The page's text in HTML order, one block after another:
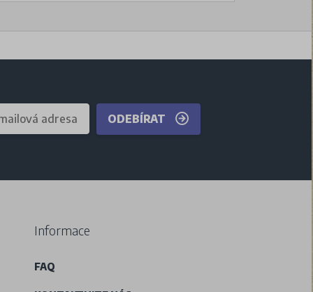
ODEBÍRAT
Informace
FAQ